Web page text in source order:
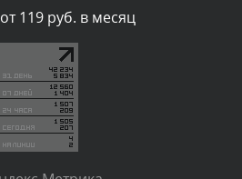
виден после проверки
виден после проверки
119 руб. в месяц